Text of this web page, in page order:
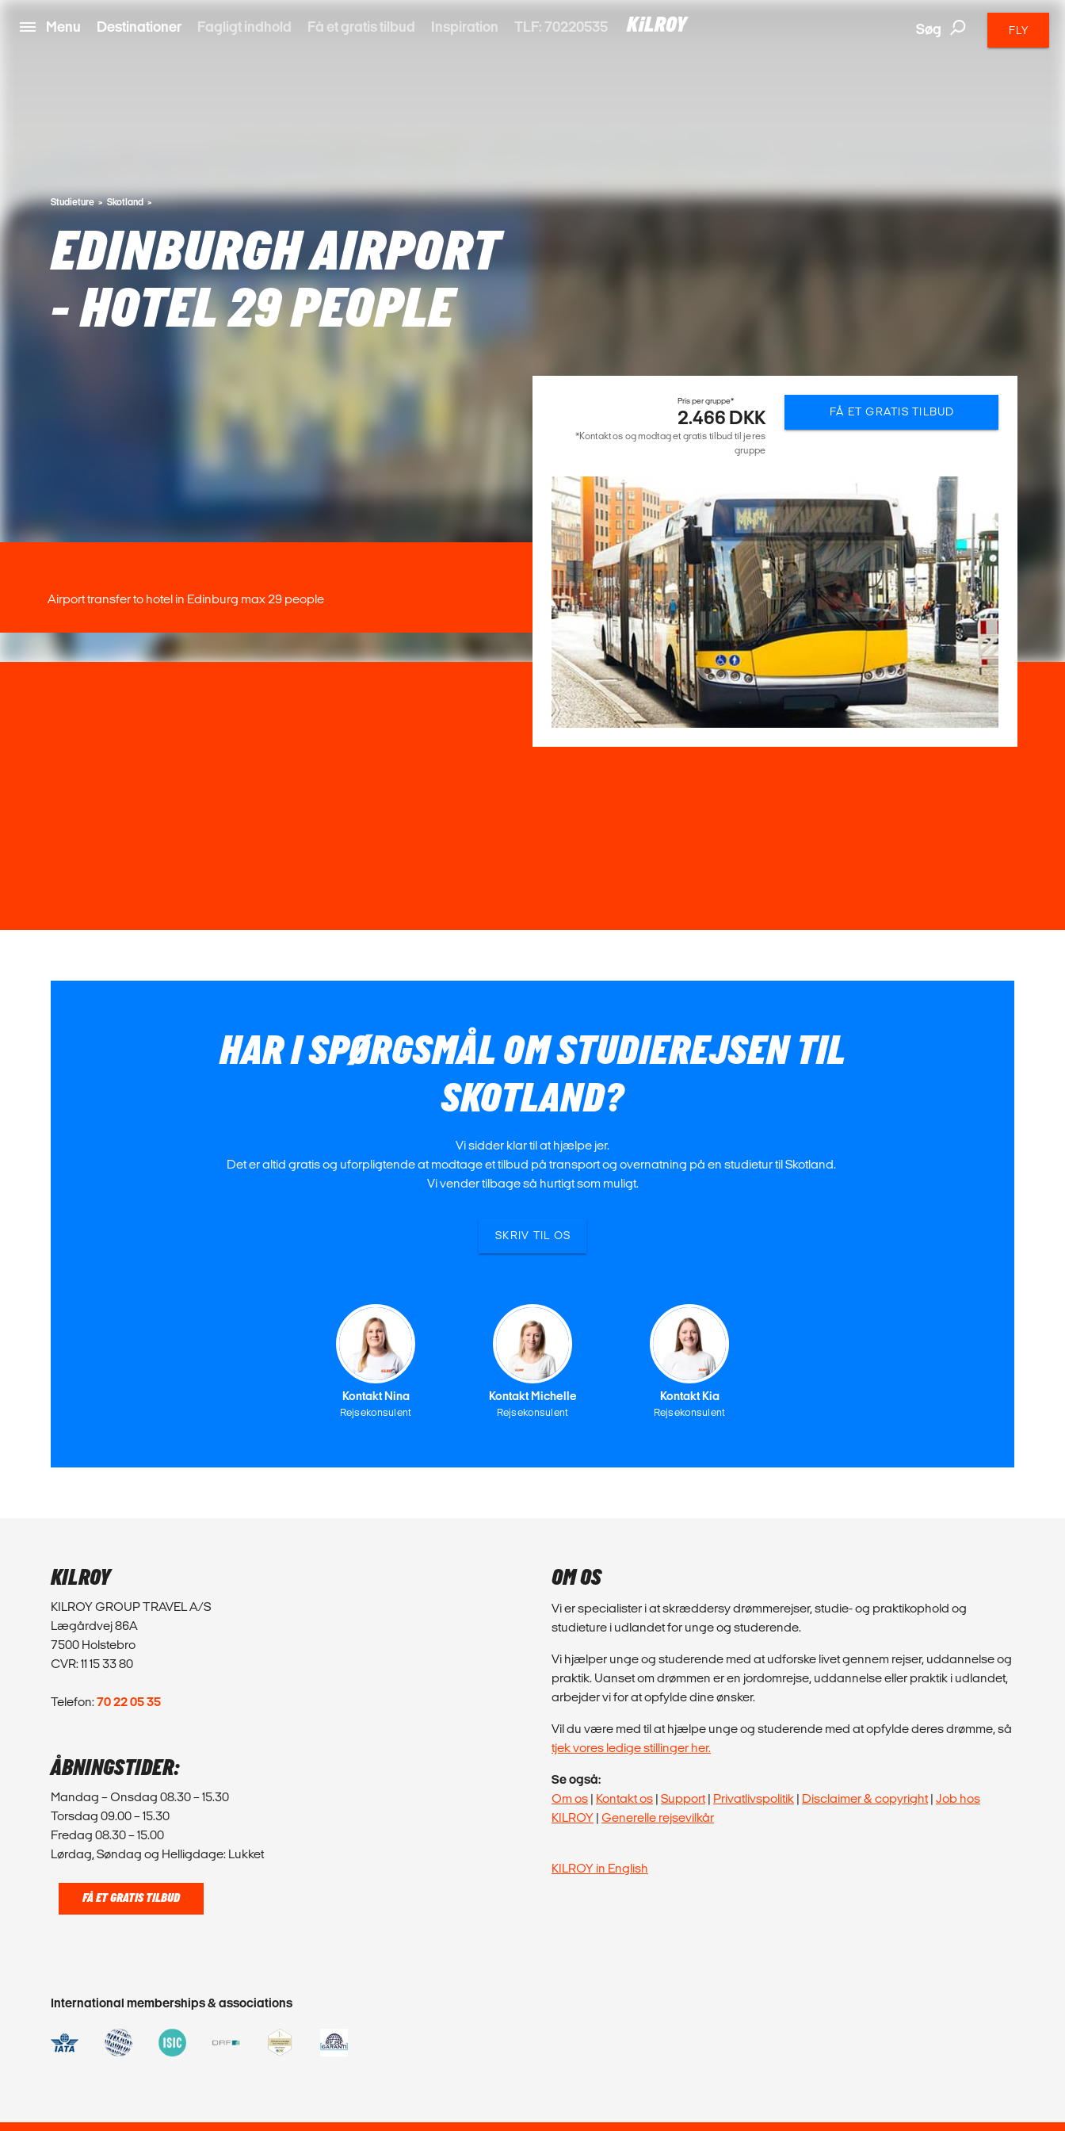
Menu Destinationer Fagligt indhold Få et gratis tilbud Inspiration TLF: 70220535 Søg FLY
Studieture Skotland
EDINBURGH AIRPORT
- HOTEL 29 PEOPLE
Airport transfer to hotel in Edinburg max 29 people
Pris per gruppe*
2.466 DKK
*Kontakt os og modtag et gratis tilbud til jeres
gruppe
FÅ ET GRATIS TILBUD
HAR I SPØRGSMÅL OM STUDIEREJSEN TIL
SKOTLAND?
Vi sidder klar til at hjælpe jer.
Det er altid gratis og uforpligtende at modtage et tilbud på transport og overnatning på en studietur til Skotland.
Vi vender tilbage så hurtigt som muligt.
SKRIV TIL OS
Kontakt Nina
Rejsekonsulent
Kontakt Michelle
Rejsekonsulent
Kontakt Kia
Rejsekonsulent
KILROY
KILROY GROUP TRAVEL A/S
Lægårdvej 86A
7500 Holstebro
CVR: 11 15 33 80
Telefon:70 22 05 35
ÅBNINGSTIDER:
Mandag – Onsdag 08.30 – 15.30
Torsdag 09.00 – 15.30
Fredag 08.30 – 15.00
Lørdag, Søndag og Helligdage: Lukket
FÅ ET GRATIS TILBUD
OM OS
Vi er specialister i at skræddersy drømmerejser, studie- og praktikophold og
studieture i udlandet for unge og studerende.
Vi hjælper unge og studerende med at udforske livet gennem rejser, uddannelse og
praktik. Uanset om drømmen er en jordomrejse, uddannelse eller praktik i udlandet,
arbejder vi for at opfylde dine ønsker.
Vil du være med til at hjælpe unge og studerende med at opfylde deres drømme, så
tjek vores ledige stillinger her.
Se også:
Om os | Kontakt os | Support| Privatlivspolitik | Disclaimer & copyright| Job hos
KILROY | Generelle rejsevilkår
KILROY in English
International memberships & associations